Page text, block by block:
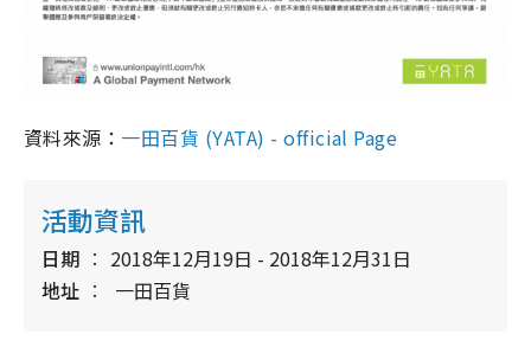
資料來源： 一田百貨 (YATA) - official Page
活動資訊
日期
2018年12月19日 - 2018年12月31日
地址
一田百貨